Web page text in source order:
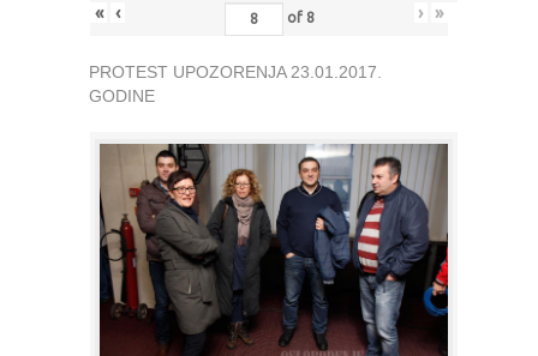
« ‹ of 8 › »
PROTEST UPOZORENJA 23.01.2017.
GODINE